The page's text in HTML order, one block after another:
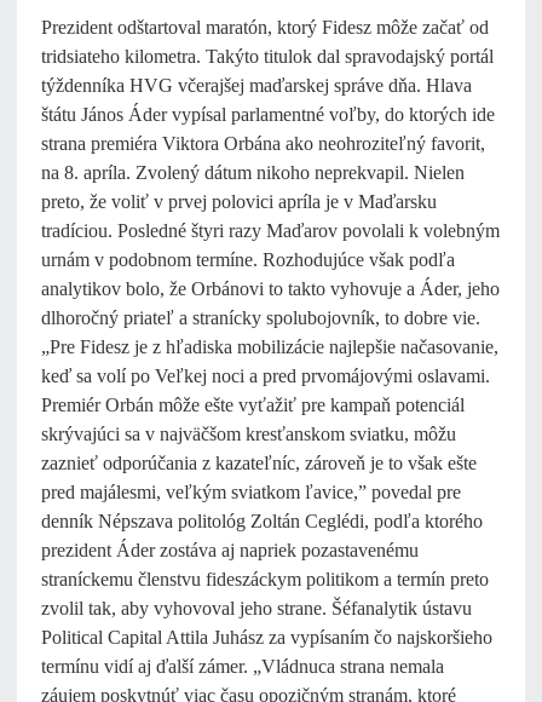
Prezident odštartoval maratón, ktorý Fidesz môže začať od
tridsiateho kilometra. Takýto titulok dal spravodajský portál
týždenníka HVG včerajšej maďarskej správe dňa. Hlava
štátu János Áder vypísal parlamentné voľby, do ktorých ide
strana premiéra Viktora Orbána ako neohroziteľný favorit,
na 8. apríla. Zvolený dátum nikoho neprekvapil. Nielen
preto, že voliť v prvej polovici apríla je v Maďarsku
tradíciou. Posledné štyri razy Maďarov povolali k volebným
urnám v podobnom termíne. Rozhodujúce však podľa
analytikov bolo, že Orbánovi to takto vyhovuje a Áder, jeho
dlhoročný priateľ a stranícky spolubojovník, to dobre vie.
„Pre Fidesz je z hľadiska mobilizácie najlepšie načasovanie,
keď sa volí po Veľkej noci a pred prvomájovými oslavami.
Premiér Orbán môže ešte vyťažiť pre kampaň potenciál
skrývajúci sa v najväčšom kresťanskom sviatku, môžu
zaznieť odporúčania z kazateľníc, zároveň je to však ešte
pred majálesmi, veľkým sviatkom ľavice,” povedal pre
denník Népszava politológ Zoltán Ceglédi, podľa ktorého
prezident Áder zostáva aj napriek pozastavenému
straníckemu členstvu fideszáckym politikom a termín preto
zvolil tak, aby vyhovoval jeho strane. Šéfanalytik ústavu
Political Capital Attila Juhász za vypísaním čo najskoršieho
termínu vidí aj ďalší zámer. „Vládnuca strana nemala
záujem poskytnúť viac času opozičným stranám, ktoré